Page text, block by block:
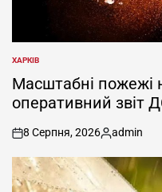
ОПУБЛІКУВАТИ
У
ХАРКІВ
Масштабні пожежі
оперативний звіт
on
8 Серпня, 2026 admin